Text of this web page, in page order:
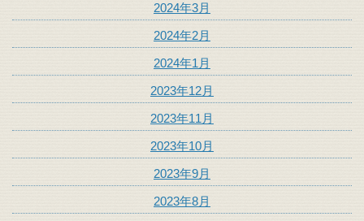
2024年3月
2024年2月
2024年1月
2023年12月
2023年11月
2023年10月
2023年9月
2023年8月